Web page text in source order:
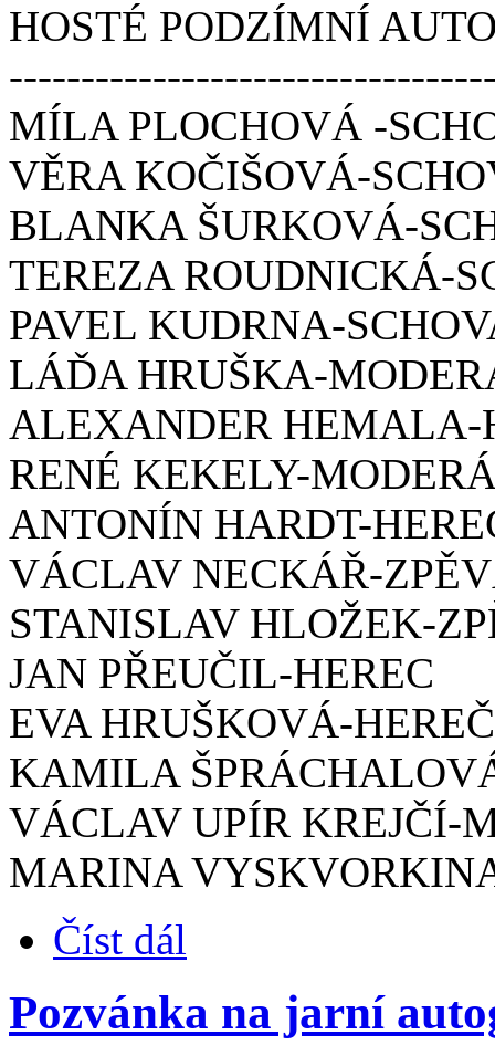
HOSTÉ PODZÍMNÍ
MÍLA PLOCHOVÁ -
VĚRA KOČIŠOVÁ-
BLANKA ŠURKOVÁ-
TEREZA ROUDNICKÁ-
PAVEL KUDRNA-
LÁĎA HRUŠKA-
ALEXANDER HEMALA-
RENÉ KEKELY-
ANTONÍN HARDT-
VÁCLAV NECKÁŘ-
STANISLAV HLOŽEK-
JAN PŘEUČIL-HEREC
EVA HRUŠKOVÁ-
KAMILA
VÁCLAV UPÍR KREJČÍ-
MARINA
Číst dál
Pozvánka na jarní